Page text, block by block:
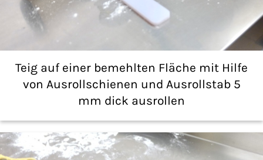
Teig auf einer bemehlten Fläche mit Hilfe
von Ausrollschienen und Ausrollstab 5
mm dick ausrollen